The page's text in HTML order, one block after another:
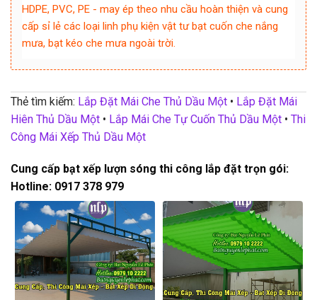
HDPE, PVC, PE - may ép theo nhu cầu hoàn thiện và cung
cấp sỉ lẻ các loại linh phụ kiện vật tư bạt cuốn che nắng
mưa, bạt kéo che mưa ngoài trời.
Thẻ tìm kiếm: Lắp Đặt Mái Che Thủ Dầu Một • Lắp Đặt Mái
Hiên Thủ Dầu Một • Lắp Mái Che Tự Cuốn Thủ Dầu Một • Thi
Công Mái Xếp Thủ Dầu Một
Cung cấp bạt xếp lượn sóng thi công lắp đặt trọn gói:
Hotline: 0917 378 979